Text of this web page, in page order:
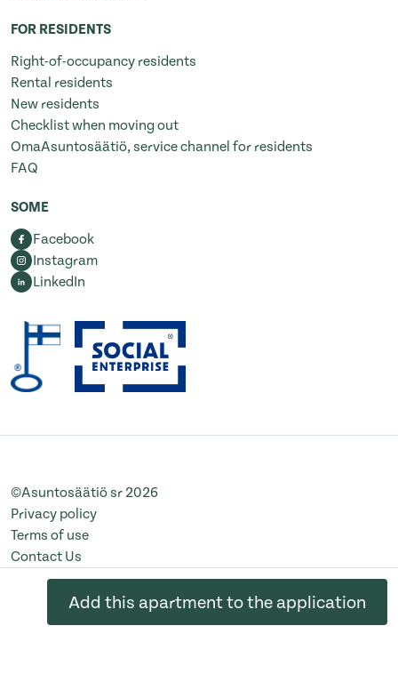
FOR RESIDENTS
Right-of-occupancy residents
Rental residents
New residents
Checklist when moving out
OmaAsuntosäätiö, service channel for residents
FAQ
SOME
Facebook
Instagram
LinkedIn
©Asuntosäätiö sr 2026
Privacy policy
Terms of use
Contact Us
Change cookie settings
Add this apartment to the application